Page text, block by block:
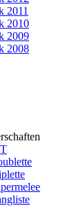
2011
2010
2009
2008